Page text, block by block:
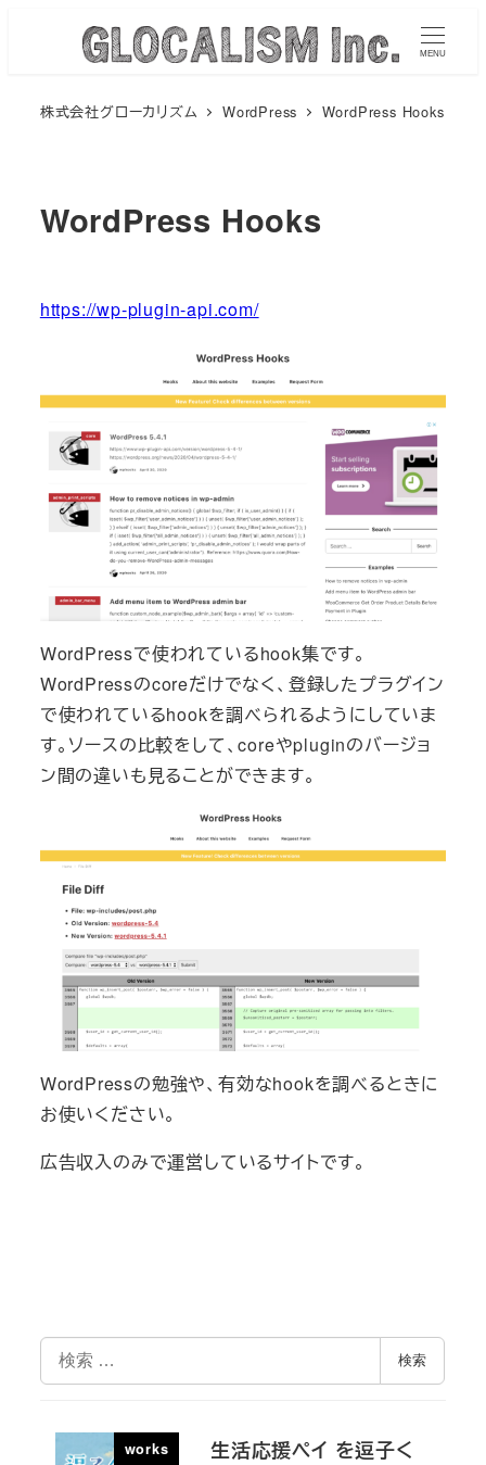
MENU
株式会社グローカリズム WordPress WordPress Hooks
WordPress Hooks
https://wp-plugin-api.com/
WordPressで使われているhook集です。
WordPressのcoreだけでなく、登録したプラグイン
で使われているhookを調べられるようにしていま
す。ソースの比較をして、coreやpluginのバージョ
ン間の違いも見ることができます。
WordPressの勉強や、有効なhookを調べるときに
お使いください。
広告収入のみで運営しているサイトです。
検
索
検索
works
生活応援ペイ を逗子く